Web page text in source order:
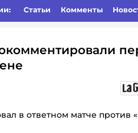
Статьи Комменты
в ответном матче против